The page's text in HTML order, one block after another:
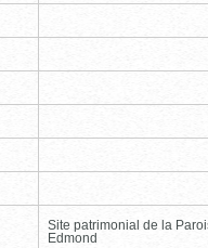
Site patrimonial de la
Edmond